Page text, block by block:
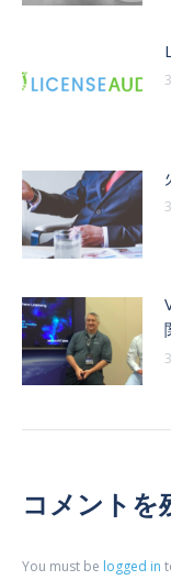
コメントを
You must be logged in